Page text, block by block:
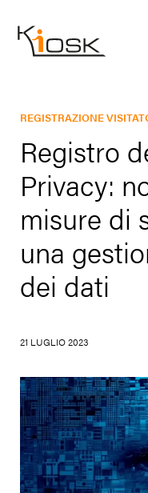
REGISTRAZIONE
Registro
Privacy:
misure di
una
dei dati
21 LUGLIO 2023